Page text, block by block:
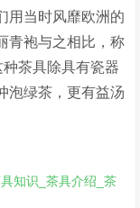
用当时风靡欧洲的
青袍与之相比，称
种茶具除具有瓷器
泡绿茶，更有益汤
知识_茶具介绍_茶